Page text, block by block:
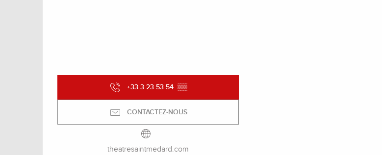
+33 3 23 53 54 ▒▒
CONTACTEZ-NOUS
theatresaintmedard.com